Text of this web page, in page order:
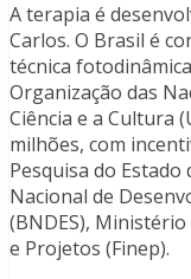
A terapia é
Carlos. O Brasil é
técnica
Organização das
Ciência e a Cultura
milhões, com
Pesquisa do Estado
Nacional de
(BNDES),
e Projetos (Finep).